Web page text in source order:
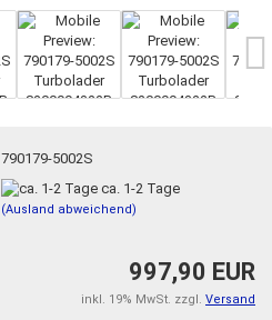
790179-5002S
ca. 1-2 Tage
(Ausland abweichend)
997,90 EUR
inkl. 19% MwSt. zzgl. Versand